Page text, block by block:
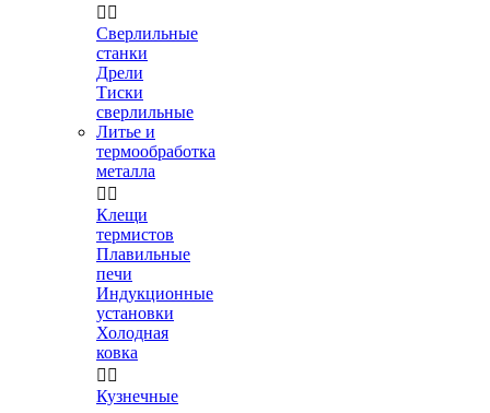
 
Сверлильные
станки
Дрели
Тиски
сверлильные
Литье и
термообработка
металла
 
Клещи
термистов
Плавильные
печи
Индукционные
установки
Холодная
ковка
 
Кузнечные